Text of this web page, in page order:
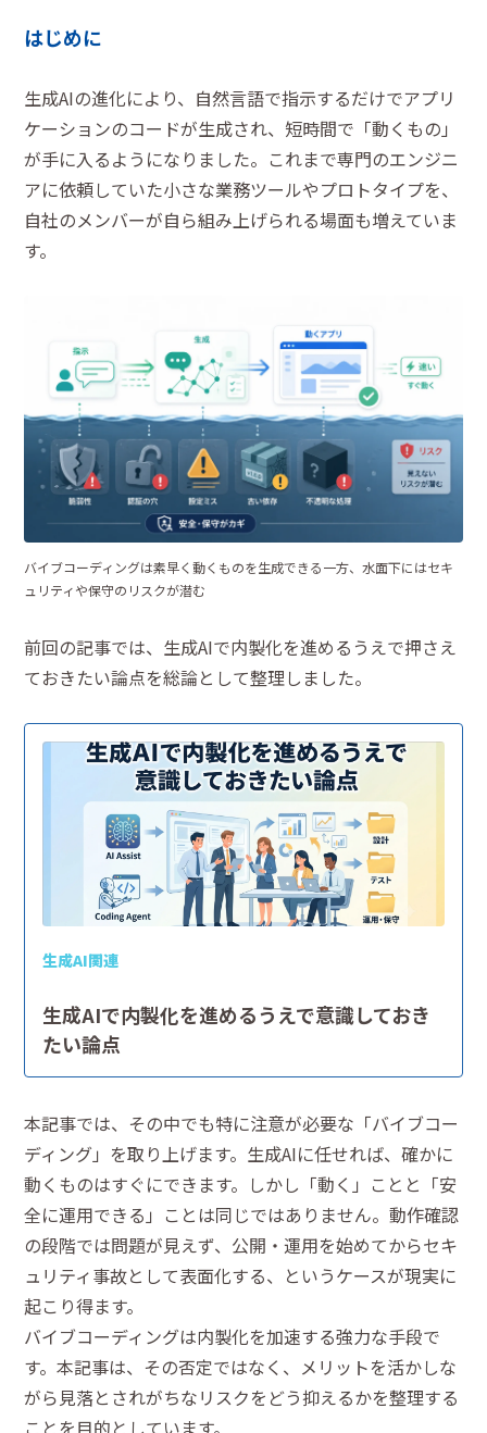
はじめに
生成AIの進化により、自然言語で指示するだけでアプリ
ケーションのコードが生成され、短時間で「動くもの」
が手に入るようになりました。これまで専門のエンジニ
アに依頼していた小さな業務ツールやプロトタイプを、
自社のメンバーが自ら組み上げられる場面も増えていま
す。
バイブコーディングは素早く動くものを生成できる一方、水面下にはセキ
ュリティや保守のリスクが潜む
前回の記事では、生成AIで内製化を進めるうえで押さえ
ておきたい論点を総論として整理しました。
生成AI関連
生成AIで内製化を進めるうえで意識しておき
たい論点
本記事では、その中でも特に注意が必要な「バイブコー
ディング」を取り上げます。生成AIに任せれば、確かに
動くものはすぐにできます。しかし「動く」ことと「安
全に運用できる」ことは同じではありません。動作確認
の段階では問題が見えず、公開・運用を始めてからセキ
ュリティ事故として表面化する、というケースが現実に
起こり得ます。
バイブコーディングは内製化を加速する強力な手段で
す。本記事は、その否定ではなく、メリットを活かしな
がら見落とされがちなリスクをどう抑えるかを整理する